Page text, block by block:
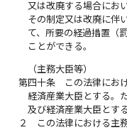
又は改廃する場合にお
その制定又は改廃に伴
て、所要の経過措置（
ことができる。
（主務大臣等）
第四十条
この法律にお
経済産業大臣とする。
及び経済産業大臣とする
２
この法律における主